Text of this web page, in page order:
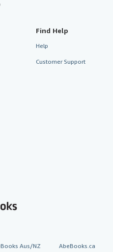
Find Help
Help
Customer Support
Aus/NZ AbeBooks.ca